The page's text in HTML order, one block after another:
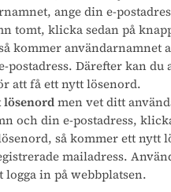
ange din e-
tomt, klicka sedan på
kommer användarnamnet
postadress. Därefter kan du
att få ett nytt lösenord.
men vet ditt
och din e-postadress,
så kommer ett nytt
mailadress.
in på webbplatsen.